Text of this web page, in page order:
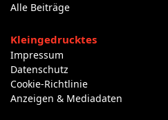
Alle Beiträge
Kleingedrucktes
Impressum
Datenschutz
Cookie-Richtlinie
Anzeigen & Mediadaten